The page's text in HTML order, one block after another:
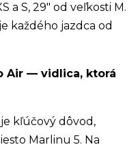
a S, 29" od veľkosti M.
každého jazdca od
Air — vidlica, ktorá
kľúčový dôvod,
Marlinu 5. Na